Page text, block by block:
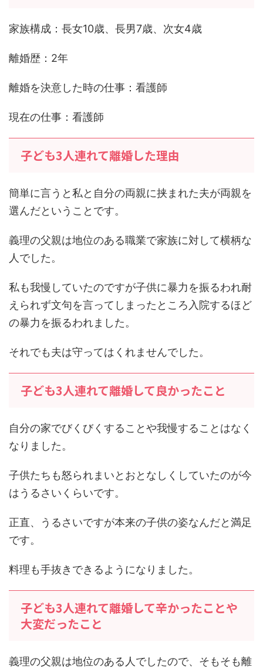
家族構成：長女10歳、長男7歳、次女4歳
離婚歴：2年
離婚を決意した時の仕事：看護師
現在の仕事：看護師
子ども3人連れて離婚した理由
簡単に言うと私と自分の両親に挟まれた夫が両親を
選んだということです。
義理の父親は地位のある職業で家族に対して横柄な
人でした。
私も我慢していたのですが子供に暴力を振るわれ耐
えられず文句を言ってしまったところ入院するほど
の暴力を振るわれました。
それでも夫は守ってはくれませんでした。
子ども3人連れて離婚して良かったこと
自分の家でびくびくすることや我慢することはなく
なりました。
子供たちも怒られまいとおとなしくしていたのが今
はうるさいくらいです。
正直、うるさいですが本来の子供の姿なんだと満足
です。
料理も手抜きできるようになりました。
子ども3人連れて離婚して辛かったことや
大変だったこと
義理の父親は地位のある人でしたので、そもそも離